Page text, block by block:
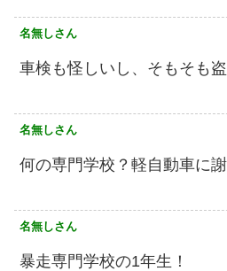
名無しさん
車検も怪しいし、そもそも
名無しさん
何の専門学校？軽自動車に謝
名無しさん
暴走専門学校の1年生！